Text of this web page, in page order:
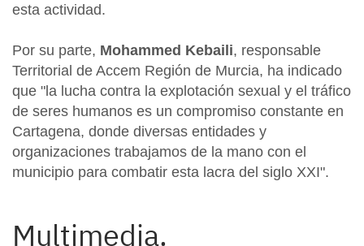
esta actividad.
Por su parte, Mohammed Kebaili, responsable
Territorial de Accem Región de Murcia, ha indicado
que "la lucha contra la explotación sexual y el tráfico
de seres humanos es un compromiso constante en
Cartagena, donde diversas entidades y
organizaciones trabajamos de la mano con el
municipio para combatir esta lacra del siglo XXI".
Multimedia.